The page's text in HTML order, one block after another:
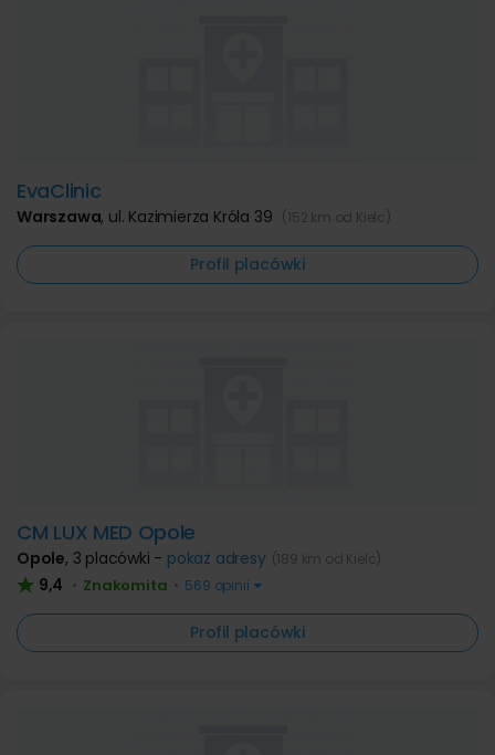
EvaClinic
Warszawa, ul. Kazimierza Króla 39 (152 km od Kielc)
Profil placówki
CM LUX MED Opole
Opole, 3 placówki - pokaż adresy (189 km od Kielc)
9,4 • Znakomita • 569 opinii
Profil placówki